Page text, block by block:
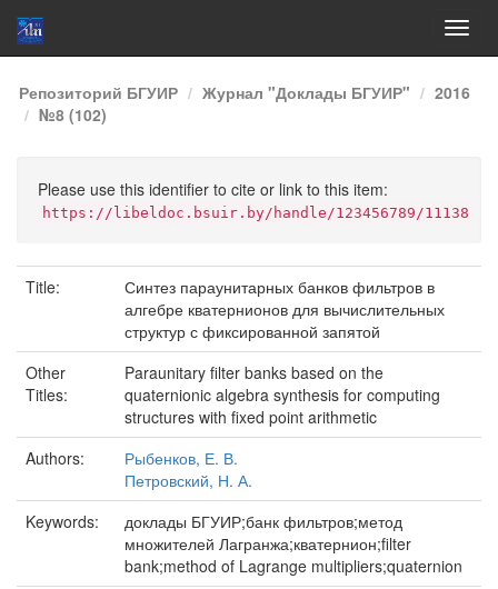
Skip
navigation
Репозиторий БГУИР Журнал "Доклады БГУИР"
2016
№8 (102)
Please use this identifier to cite or link to this item:
https://libeldoc.bsuir.by/handle/123456789/11138
Title:
Синтез параунитарных банков фильтров в
алгебре кватернионов для вычислительных
структур с фиксированной запятой
Other
Titles:
Paraunitary filter banks based on the
quaternionic algebra synthesis for computing
structures with fixed point arithmetic
Authors:
Рыбенков, Е. В.
Петровский, Н. А.
Keywords:
доклады БГУИР;банк фильтров;метод
множителей Лагранжа;кватернион;filter
bank;method of Lagrange multipliers;quaternion